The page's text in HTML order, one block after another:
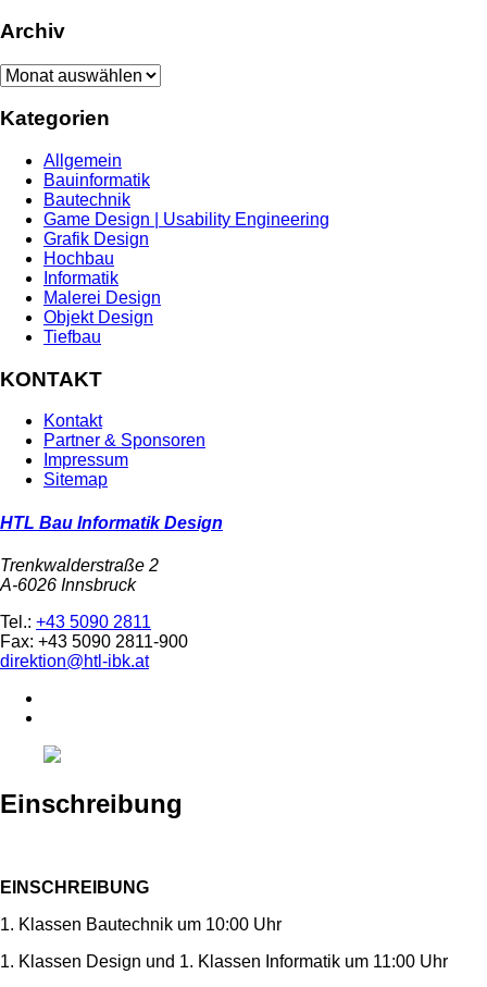
Archiv
Archiv
Kategorien
Allgemein
Bauinformatik
Bautechnik
Game Design | Usability Engineering
Grafik Design
Hochbau
Informatik
Malerei Design
Objekt Design
Tiefbau
KONTAKT
Kontakt
Partner & Sponsoren
Impressum
Sitemap
HTL Bau Informatik Design
Trenkwalderstraße 2
A-6026 Innsbruck
Tel.: +43 5090 2811
Fax: +43 5090 2811-900
direktion@htl-ibk.at
Einschreibung
EINSCHREIBUNG
1. Klassen Bautechnik um 10:00 Uhr
1. Klassen Design und 1. Klassen Informatik um 11:00 Uhr